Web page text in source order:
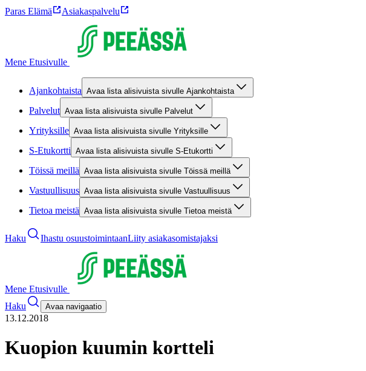
Paras Elämä Asiakaspalvelu
Mene Etusivulle
Ajankohtaista Avaa lista alisivuista sivulle Ajankohtaista
Palvelut Avaa lista alisivuista sivulle Palvelut
Yrityksille Avaa lista alisivuista sivulle Yrityksille
S-Etukortti Avaa lista alisivuista sivulle S-Etukortti
Töissä meillä Avaa lista alisivuista sivulle Töissä meillä
Vastuullisuus Avaa lista alisivuista sivulle Vastuullisuus
Tietoa meistä Avaa lista alisivuista sivulle Tietoa meistä
Haku Ihastu osuustoimintaanLiity asiakasomistajaksi
Mene Etusivulle
Haku
Avaa navigaatio
13.12.2018
Kuopion kuumin kortteli